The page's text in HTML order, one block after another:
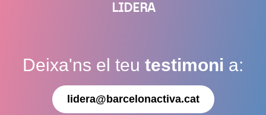
LIDERA
Deixa'ns el teu testimoni a:
lidera@barcelonactiva.cat